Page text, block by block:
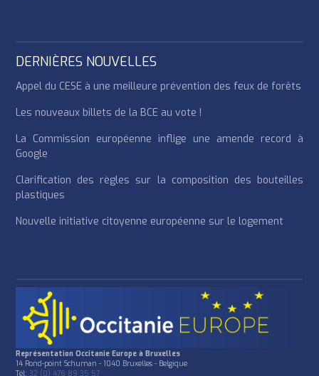
DERNIÈRES NOUVELLES
Appel du CESE à une meilleure prévention des feux de forêts
Les nouveaux billets de la BCE au vote !
La Commission européenne inflige une amende record à
Google
Clarification des règles sur la composition des bouteilles
plastiques
Nouvelle initiative citoyenne européenne sur le logement
Représentation Occitanie Europe à Bruxelles
14 Rond-point Schuman - 1040 Bruxelles - Belgique
Tél:32 (0) 476 89 35 57